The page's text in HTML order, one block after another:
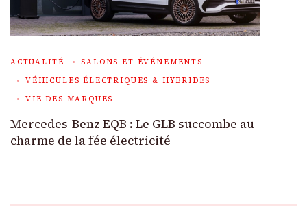
ACTUALITÉ
SALONS ET ÉVÉNEMENTS
VÉHICULES ÉLECTRIQUES & HYBRIDES
VIE DES MARQUES
Mercedes-Benz EQB : Le GLB succombe au
charme de la fée électricité